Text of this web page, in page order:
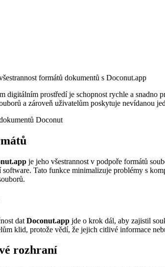
formátů dokumentů s Doconut.app
digitálním prostředí je schopnost rychle a snadno
a zároveň uživatelům poskytuje nevídanou
Doconut
je jeho všestrannost v podpoře formátů
software. Tato funkce minimalizuje problémy s
dat Doconut.app jde o krok dál, aby zajistil
klid, protože vědí, že jejich citlivé informace
rozhraní